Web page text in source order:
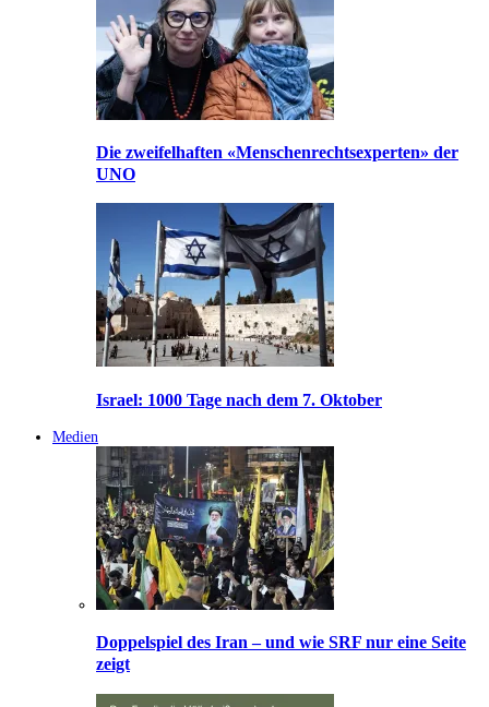
Die zweifelhaften «Menschenrechtsexperten» der
UNO
Israel: 1000 Tage nach dem 7. Oktober
Medien
Doppelspiel des Iran – und wie SRF nur eine Seite
zeigt